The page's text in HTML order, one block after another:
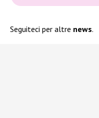
Seguiteci per altre news.